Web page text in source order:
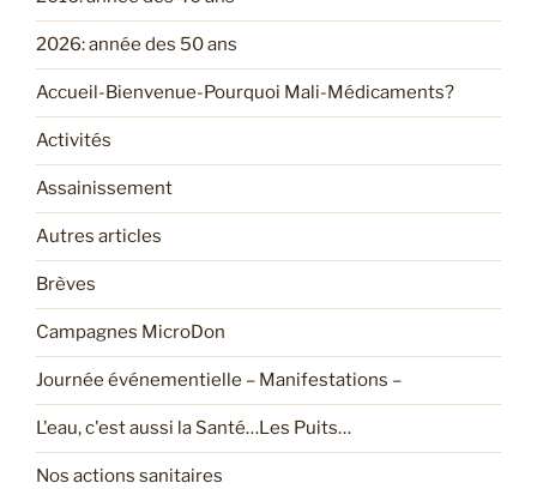
2026: année des 50 ans
Accueil-Bienvenue-Pourquoi Mali-Médicaments?
Activités
Assainissement
Autres articles
Brèves
Campagnes MicroDon
Journée événementielle – Manifestations –
L'eau, c'est aussi la Santé…Les Puits…
Nos actions sanitaires